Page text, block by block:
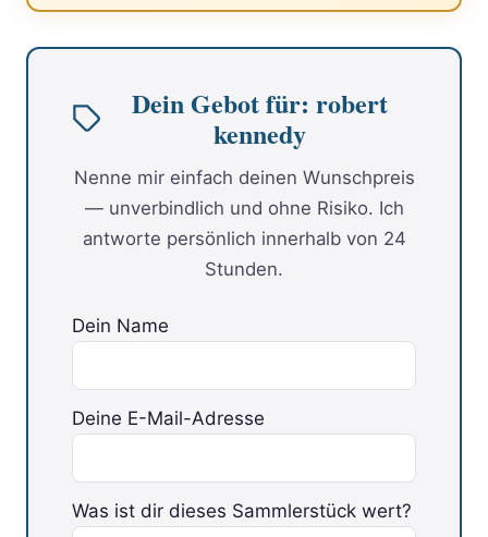
Dein Gebot für: robert
kennedy
Nenne mir einfach deinen Wunschpreis
— unverbindlich und ohne Risiko. Ich
antworte persönlich innerhalb von 24
Stunden.
Dein Name
Deine E-Mail-Adresse
Bitte lasse dieses Feld leer.
Was ist dir dieses Sammlerstück wert?